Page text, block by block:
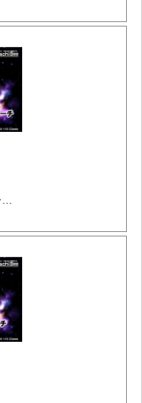
ストーリー系リーチ ケンシロウVSカイオウリーチ